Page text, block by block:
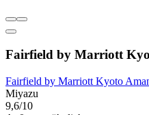
Fairfield by Marriott
Fairfield by Marriott Kyoto
Miyazu
9,6/10